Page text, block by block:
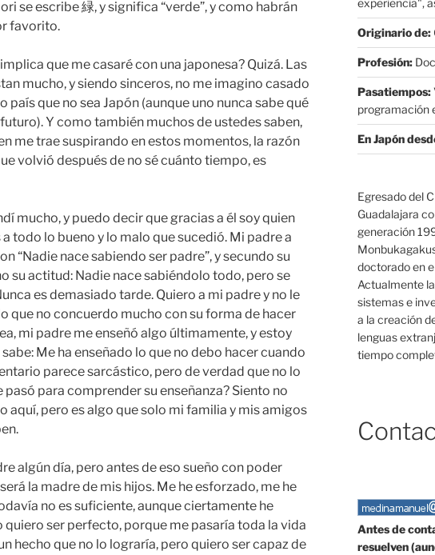
se escribe 緑, y significa “verde”, y como habrán
favorito.
que me casaré con una japonesa? Quizá. Las
mucho, y siendo sinceros, no me imagino casado
país que no sea Japón (aunque uno nunca sabe qué
Y como también muchos de ustedes saben,
me trae suspirando en estos momentos, la razón
volvió después de no sé cuánto tiempo, es
mucho, y puedo decir que gracias a él soy quien
todo lo bueno y lo malo que sucedió. Mi padre a
“Nadie nace sabiendo ser padre”, y secundo su
su actitud: Nadie nace sabiéndolo todo, pero se
es demasiado tarde. Quiero a mi padre y no le
que no concuerdo mucho con su forma de hacer
mi padre me enseñó algo últimamente, y estoy
Me ha enseñado lo que no debo hacer cuando
parece sarcástico, pero de verdad que no lo
pasó para comprender su enseñanza? Siento no
aquí, pero es algo que solo mi familia y mis amigos
algún día, pero antes de eso sueño con poder
la madre de mis hijos. Me he esforzado, me he
no es suficiente, aunque ciertamente he
quiero ser perfecto, porque me pasaría toda la vida
hecho que no lo lograría, pero quiero ser capaz de
Originario de:
Profesión:
Pasatiempos:
programación
En Japón
Egresado del
Guadalajara
generación
doctorado en
Actualmente
sistemas e
a la creación
lenguas
tiempo
Antes de
resuelven